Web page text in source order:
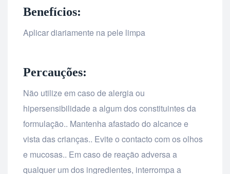
Benefícios:
Aplicar diariamente na pele limpa
Percauções:
Não utilize em caso de alergia ou
hipersensibilidade a algum dos constituintes da
formulação.. Mantenha afastado do alcance e
vista das crianças.. Evite o contacto com os olhos
e mucosas.. Em caso de reação adversa a
qualquer um dos ingredientes, interrompa a